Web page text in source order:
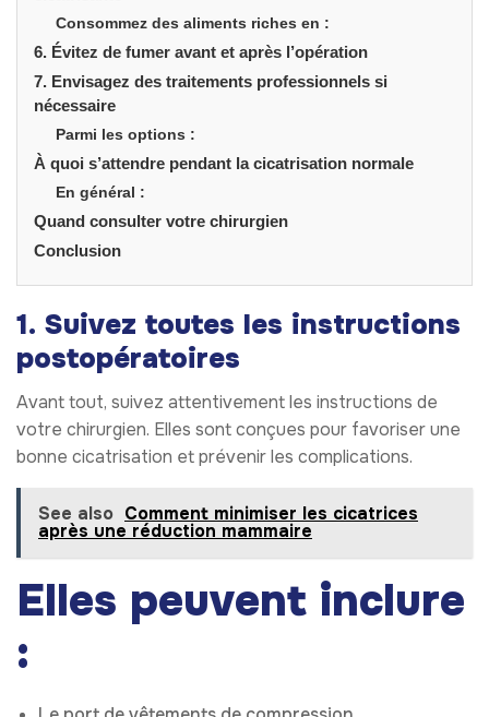
Consommez des aliments riches en :
6. Évitez de fumer avant et après l’opération
7. Envisagez des traitements professionnels si
nécessaire
Parmi les options :
À quoi s’attendre pendant la cicatrisation normale
En général :
Quand consulter votre chirurgien
Conclusion
1. Suivez toutes les instructions
postopératoires
Avant tout, suivez attentivement les instructions de
votre chirurgien. Elles sont conçues pour favoriser une
bonne cicatrisation et prévenir les complications.
See also Comment minimiser les cicatrices
après une réduction mammaire
Elles peuvent inclure
: